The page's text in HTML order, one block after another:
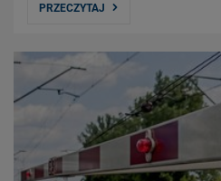
PRZECZYTAJ